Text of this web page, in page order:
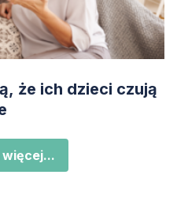
że ich dzieci czują